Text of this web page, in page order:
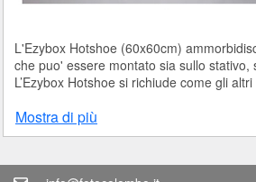
L'Ezybox Hotshoe (60x60cm)
che puo' essere montato sia sullo stativo,
L’Ezybox Hotshoe si richiude come gli
Mostra di più